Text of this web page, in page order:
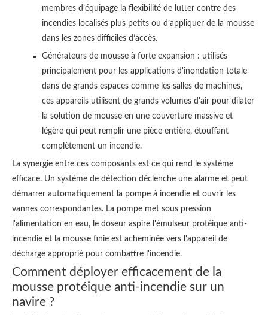
membres d’équipage la flexibilité de lutter contre des
incendies localisés plus petits ou d’appliquer de la mousse
dans les zones difficiles d’accès.
Générateurs de mousse à forte expansion : utilisés
principalement pour les applications d'inondation totale
dans de grands espaces comme les salles de machines,
ces appareils utilisent de grands volumes d'air pour dilater
la solution de mousse en une couverture massive et
légère qui peut remplir une pièce entière, étouffant
complètement un incendie.
La synergie entre ces composants est ce qui rend le système
efficace. Un système de détection déclenche une alarme et peut
démarrer automatiquement la pompe à incendie et ouvrir les
vannes correspondantes. La pompe met sous pression
l'alimentation en eau, le doseur aspire l'émulseur protéique anti-
incendie et la mousse finie est acheminée vers l'appareil de
décharge approprié pour combattre l'incendie.
Comment déployer efficacement de la
mousse protéique anti-incendie sur un
navire ?